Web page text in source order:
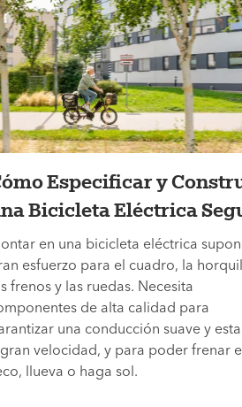
Especificar y
Bicicleta Eléctrica
en una bicicleta eléctrica
esfuerzo para el cuadro, la
frenos y las ruedas. Necesita
de alta calidad para
una conducción suave y
velocidad, y para poder frenar
llueva o haga sol.